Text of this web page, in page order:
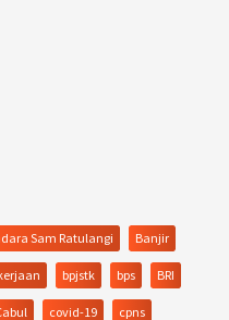
Sam Ratulangi Banjir
bpjstk bps BRI
covid-19 cpns